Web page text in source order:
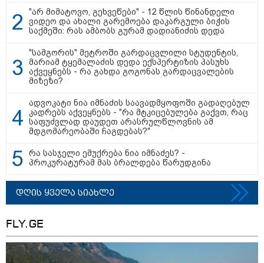
შემთხვევით ნაგავში გადააგდო
- ბეჭდები 9 ტონა ნაგავში
იპოვეს
კატეგორიის ყველა სიახლე
მკითხველის რჩევით
17:13 / 08-08-2026 17:01 / 08-08-2026
"არ მიმატოვო, გეხვეწები" - 12 წლის წინანდელი
ვიდეო და ახალი გარემოება დაკარგული ბიჭის
საქმეში: რას ამბობს გურამ დადიანიძის დედა
"სამგორის" მეტროში გარდაცვლილი სტუდენტის,
მარიამ ტყემალაძის დედა ექსპერტიზის პასუხს
აქვეყნებს - რა გახდა გოგონას გარდაცვალების
მიზეზი?
ადვოკატი ნია იმნაძის საავადმყოფოში გადაღებულ
კადრებს აქვეყნებს - "რა მტკიცებულება გაქვთ, რაც
საფუძვლად დაუდეთ არასრულწლოვნის ამ
მდგომარეობაში ჩაგდებას?"
რა სასჯელი ემუქრება ნია იმნაძეს? -
პროკურატურამ მას ბრალდება წარუდგინა
დღის ყველა სიახლე
FLY.GE